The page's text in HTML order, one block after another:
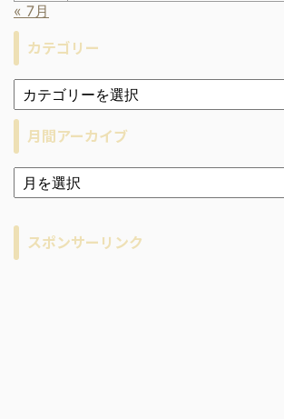
« 7月
カテゴリー
月間アーカイブ
ア
ー
ブ
スポンサーリンク